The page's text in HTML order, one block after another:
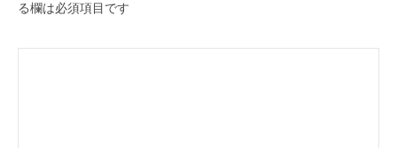
る欄は必須項目です